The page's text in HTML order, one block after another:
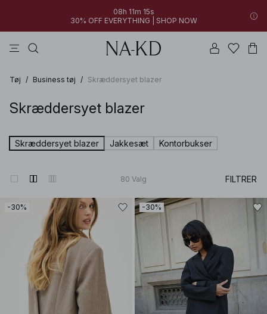
08h 11m 14s
30% OFF EVERYTHING | SHOP NOW
Tøj / Business tøj / Skræddersyet blazer
Skræddersyet blazer
Skræddersyet blazer Jakkesæt Kontorbukser
80 Valg FILTRER
-30% -30%